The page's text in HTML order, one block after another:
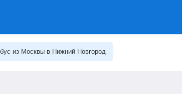
из Москвы в Нижний Новгород